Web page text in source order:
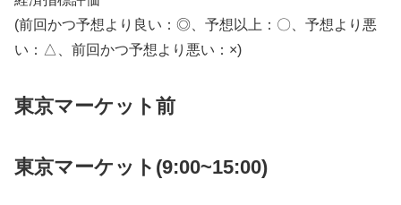
(前回かつ予想より良い：◎、予想以上：〇、予想より悪
い：△、前回かつ予想より悪い：×)
東京マーケット前
東京マーケット(9:00~15:00)